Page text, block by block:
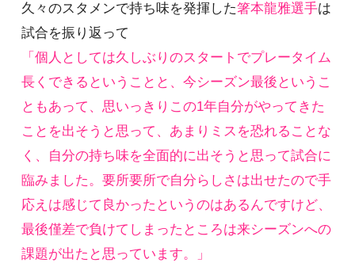
久々のスタメンで持ち味を発揮した箸本龍雅選手は
試合を振り返って
「個人としては久しぶりのスタートでプレータイム
長くできるということと、今シーズン最後というこ
ともあって、思いっきりこの1年自分がやってきた
ことを出そうと思って、あまりミスを恐れることな
く、自分の持ち味を全面的に出そうと思って試合に
臨みました。要所要所で自分らしさは出せたので手
応えは感じて良かったというのはあるんですけど、
最後僅差で負けてしまったところは来シーズンへの
課題が出たと思っています。」